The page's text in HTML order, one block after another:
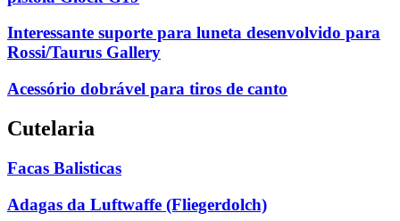
Interessante suporte para luneta desenvolvido para
Rossi/Taurus Gallery
Acessório dobrável para tiros de canto
Cutelaria
Facas Balisticas
Adagas da Luftwaffe (Fliegerdolch)